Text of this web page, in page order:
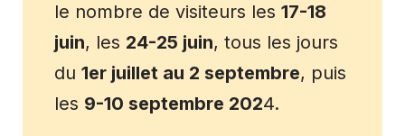
le nombre de visiteurs les 17-18
juin, les 24-25 juin, tous les jours
du 1er juillet au 2 septembre, puis
les 9-10 septembre 2024.